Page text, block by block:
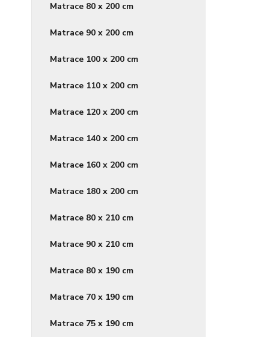
Matrace 80 x 200 cm
Matrace 90 x 200 cm
Matrace 100 x 200 cm
Matrace 110 x 200 cm
Matrace 120 x 200 cm
Matrace 140 x 200 cm
Matrace 160 x 200 cm
Matrace 180 x 200 cm
Matrace 80 x 210 cm
Matrace 90 x 210 cm
Matrace 80 x 190 cm
Matrace 70 x 190 cm
Matrace 75 x 190 cm